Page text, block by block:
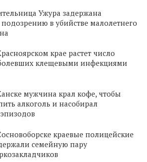
Ужура задержана
в убийстве малолетнего
крае растет число
клещевыми инфекциями
мужчина крал кофе, чтобы
алкоголь и насобирал
краевые полицейские
семейную пару